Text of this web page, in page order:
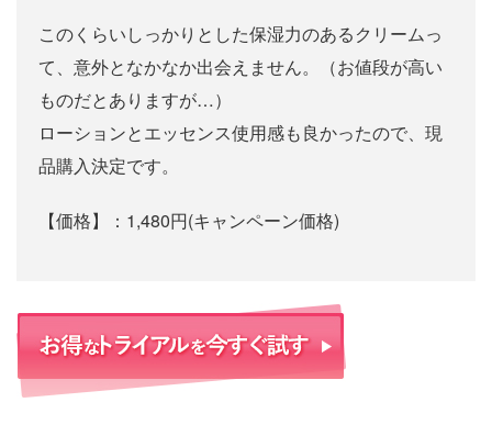
このくらいしっかりとした保湿力のあるクリームっ
て、意外となかなか出会えません。（お値段が高い
ものだとありますが…）
ローションとエッセンス使用感も良かったので、現
品購入決定です。
【価格】：1,480円(キャンペーン価格)